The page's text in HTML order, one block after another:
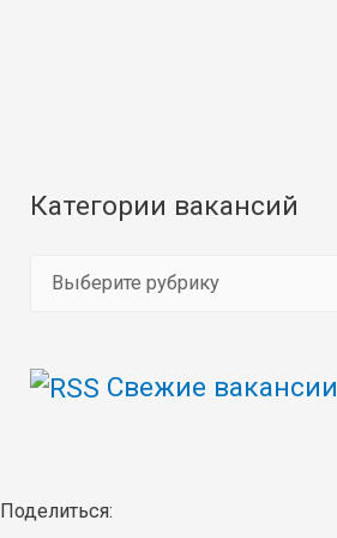
Категории вакансий
е
р
Свежие вакансии
Поделиться: